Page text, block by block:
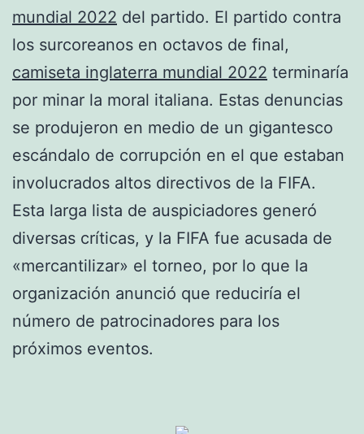
mundial 2022 del partido. El partido contra
los surcoreanos en octavos de final,
camiseta inglaterra mundial 2022 terminaría
por minar la moral italiana. Estas denuncias
se produjeron en medio de un gigantesco
escándalo de corrupción en el que estaban
involucrados altos directivos de la FIFA.
Esta larga lista de auspiciadores generó
diversas críticas, y la FIFA fue acusada de
«mercantilizar» el torneo, por lo que la
organización anunció que reduciría el
número de patrocinadores para los
próximos eventos.